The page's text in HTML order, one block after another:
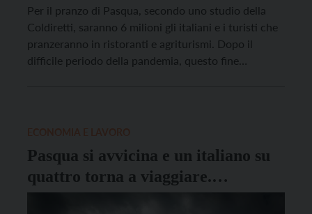
Per il pranzo di Pasqua, secondo uno studio della
Coldiretti, saranno 6 milioni gli italiani e i turisti che
pranzeranno in ristoranti e agriturismi. Dopo il
difficile periodo della pandemia, questo fine
Pasqua si avvicina e un italiano su
quattro torna a viaggiare.
Barbacovi: “Le strutture